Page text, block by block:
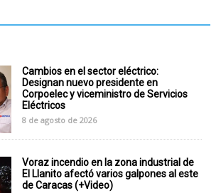
Cambios en el sector eléctrico:
Designan nuevo presidente en
Corpoelec y viceministro de Servicios
Eléctricos
8 de agosto de 2026
Voraz incendio en la zona industrial de
El Llanito afectó varios galpones al este
de Caracas (+Video)